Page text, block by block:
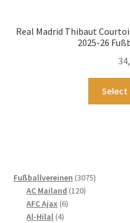
Real Madrid Thibaut
2025-26
Fußballvereinen 30753075
AC Mailand 120120
AFC Ajax 66
Al-Hilal 44